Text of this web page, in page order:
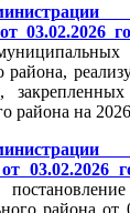
03.02.2026
района,
района на
03.02.2026
района